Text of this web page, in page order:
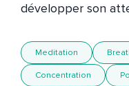
développer son
Meditation
Concentration